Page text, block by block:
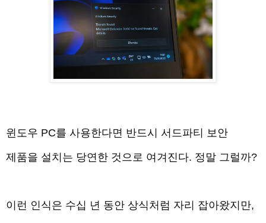
윈도우 PC를 사용한다면 반드시 서드파티 보안
제품을 설치는 당연한 것으로 여겨진다. 정말 그럴까?
이런 인식은 수십 년 동안 상식처럼 자리 잡아왔지만,